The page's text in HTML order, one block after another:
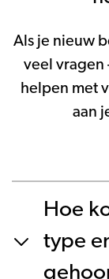
Als je nieuw
veel vragen
helpen met
aan
Hoe
type